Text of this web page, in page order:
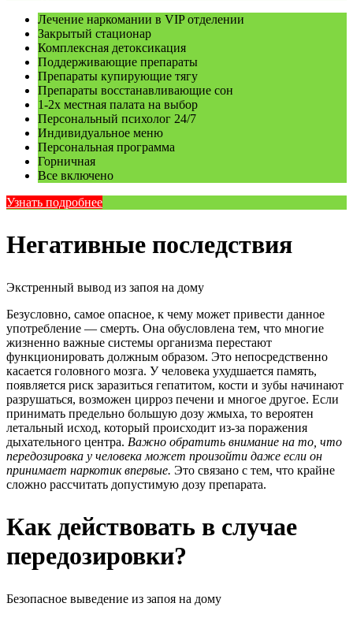
Лечение наркомании в VIP отделении
Закрытый стационар
Комплексная детоксикация
Поддерживающие препараты
Препараты купирующие тягу
Препараты восстанавливающие сон
1-2х местная палата на выбор
Персональный психолог 24/7
Индивидуальное меню
Персональная программа
Горничная
Все включено
Узнать подробнее
Негативные последствия
Экстренный вывод из запоя на дому
Безусловно, самое опасное, к чему может привести данное
употребление — смерть. Она обусловлена тем, что многие
жизненно важные системы организма перестают
функционировать должным образом. Это непосредственно
касается головного мозга. У человека ухудшается память,
появляется риск заразиться гепатитом, кости и зубы начинают
разрушаться, возможен цирроз печени и многое другое. Если
принимать предельно большую дозу жмыха, то вероятен
летальный исход, который происходит из-за поражения
дыхательного центра. Важно обратить внимание на то, что
передозировка у человека может произойти даже если он
принимает наркотик впервые. Это связано с тем, что крайне
сложно рассчитать допустимую дозу препарата.
Как действовать в случае
передозировки?
Безопасное выведение из запоя на дому